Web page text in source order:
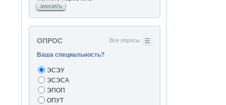
ЗАКАЗАТЬ
ОПРОС Все опросы
Ваша специальность?
ЭСЭУ
ЭСЭСА
ЭПОП
ОПУТ